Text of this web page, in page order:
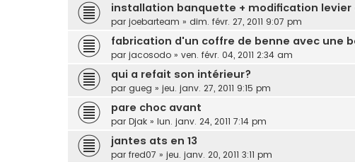
installation banquette + modification levier
par joebarteam » dim. févr. 27, 2011 9:07 pm
fabrication d'un coffre de benne avec une
par jacosodo » ven. févr. 04, 2011 2:34 am
qui a refait son intérieur?
par gueg » jeu. janv. 27, 2011 9:15 pm
pare choc avant
par Djak » lun. janv. 24, 2011 7:14 pm
jantes ats en 13
par fred07 » jeu. janv. 20, 2011 3:11 pm